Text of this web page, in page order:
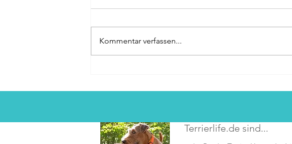
Kommentar verfassen...
Terrierlife.de sind...